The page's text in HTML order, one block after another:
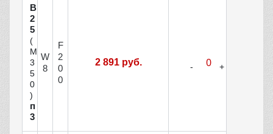
В
2
5
(
М
3
5
0
)
п
3
W
8
F
2
0
0
2 891 руб.